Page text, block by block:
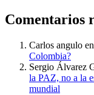
Comentarios
Carlos angulo en
Colombia?
Sergio Álvarez
la PAZ, no a la
mundial